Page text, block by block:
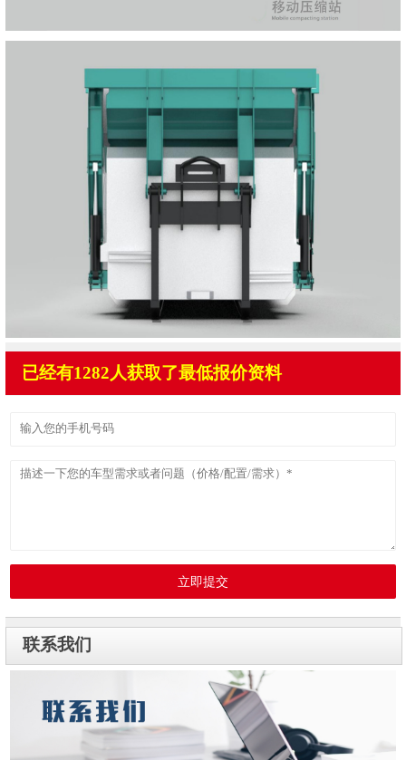
已经有1282人获取了最低报价资料
立即提交
联系我们